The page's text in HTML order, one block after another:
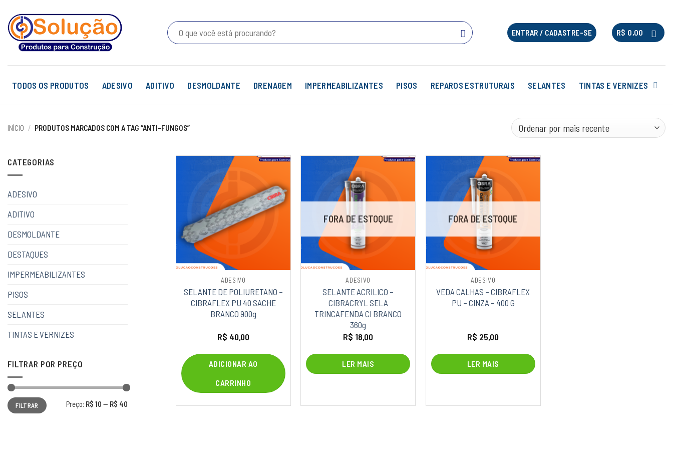
content
Pesquisar
por:
ENTRAR / CADASTRE-SE R$ 0,00
TODOS OS PRODUTOS ADESIVO ADITIVO DESMOLDANTE DRENAGEM IMPERMEABILIZANTES PISOS REPAROS ESTRUTURAIS SELANTES TINTAS E VERNIZES
INÍCIO / PRODUTOS MARCADOS COM A TAG “ANTI-FUNGOS”
CATEGORIAS
ADESIVO
ADITIVO
DESMOLDANTE
DESTAQUES
IMPERMEABILIZANTES
PISOS
SELANTES
TINTAS E VERNIZES
FILTRAR POR PREÇO
Preço
mínimo
Preço
máximo
FILTRAR Preço: R$ 10 — R$ 40
ADESIVO
SELANTE DE POLIURETANO –
CIBRAFLEX PU 40 SACHE
BRANCO 900g
R$ 40,00
ADICIONAR AO
CARRINHO
FORA DE ESTOQUE
ADESIVO
SELANTE ACRILICO –
CIBRACRYL SELA
TRINCAFENDA CI BRANCO
360g
R$ 18,00
LER MAIS
FORA DE ESTOQUE
ADESIVO
VEDA CALHAS – CIBRAFLEX
PU – CINZA – 400 G
R$ 25,00
LER MAIS